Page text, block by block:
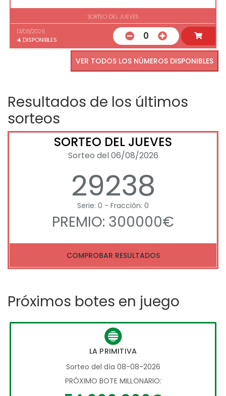
SORTEO DEL JUEVES
13/08/2026
4 DISPONIBLES 0
VER TODOS LOS NÚMEROS DISPONIBLES
Resultados de los últimos
sorteos
SORTEO DEL JUEVES
Sorteo del 06/08/2026
29238
Serie: 0 - Fracción: 0
PREMIO: 300000€
COMPROBAR RESULTADOS
Próximos botes en juego
LA PRIMITIVA
Sorteo del día 08-08-2026
PRÓXIMO BOTE MILLONARIO: